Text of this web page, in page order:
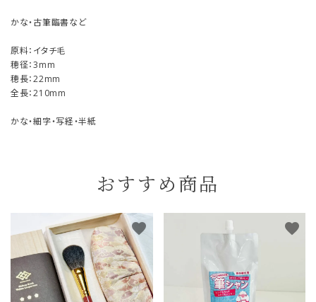
かな・古筆臨書など
原料：イタチ毛
穂径：3mm
穂長：22mm
全長：210mm
かな・細字・写経・半紙
おすすめ商品
favorite favorite